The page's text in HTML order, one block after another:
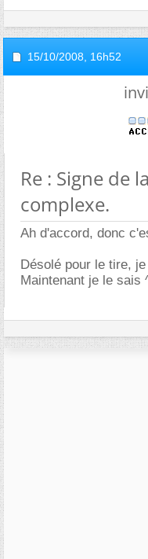
15/10/2008, 16h52
Re : Signe de
complexe.
Ah d'accord, donc
Désolé pour le tire,
Maintenant je le sais